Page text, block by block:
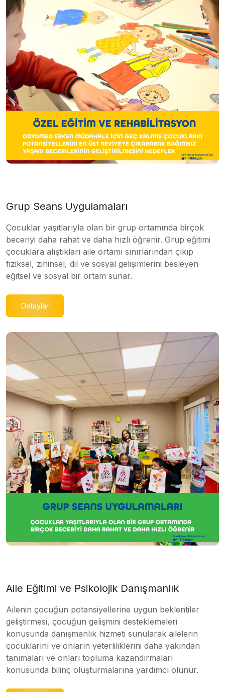
Grup Seans Uygulamaları
Çocuklar yaşıtlarıyla olan bir grup ortamında birçok
beceriyi daha rahat ve daha hızlı öğrenir. Grup eğitimi
çocuklara alıştıkları aile ortamı sınırlarından çıkıp
fiziksel, zihinsel, dil ve sosyal gelişimlerini besleyen
eğitsel ve sosyal bir ortam sunar.
Detaylar
Aile Eğitimi ve Psikolojik Danışmanlık
Ailenin çocuğun potansiyellerine uygun beklentiler
geliştirmesi, çocuğun gelişmini desteklemeleri
konusunda danışmanlık hizmeti sunularak ailelerin
çocuklarını ve onların yeterliliklerini daha yakından
tanımaları ve onları topluma kazandırmaları
konusunda bilinç oluşturmalarına yardımcı olunur.